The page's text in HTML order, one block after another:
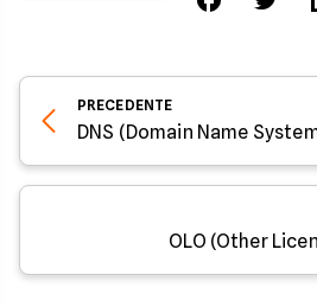
PRECEDENTE
DNS (Domain Name
OLO (Other